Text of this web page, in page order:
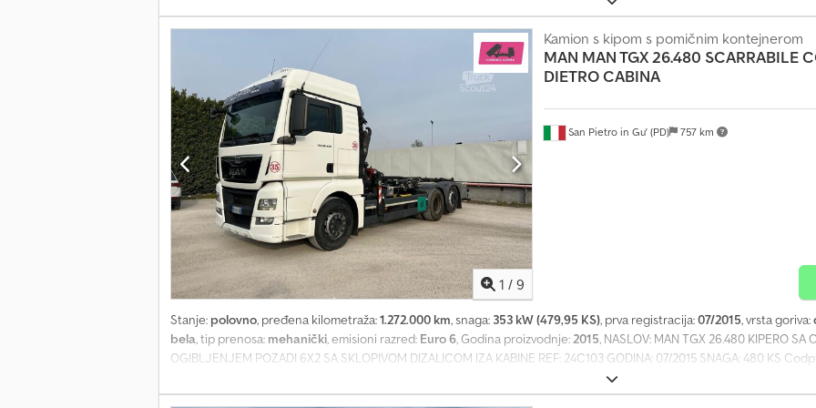
1 / 9
San Pietro in Gu' (PD) 757 km
Kamion s kipom s pomičnim kontejnerom
MAN MAN TGX 26.480 SCARRABILE
DIETRO CABINA
Stanje: polovno, pređena kilometraža:1.272.000 km, snaga: 353 kW (479,95 KS), prva registracija:07/2015, vrsta goriva:
bela, tip prenosa: mehanički, emisioni razred: Euro 6, Godina proizvodnje:2015, NASLOV: MAN TGX 26.480 KIPERO SA
OGIBLJENJEM POZADI 6X2 SA SKLOPIVOM DIZALICOM IZA KABINE REF: 24C103 GODINA: 07/2015 SNAGA: 480 KS
EURO: 6 KILOMETRAŽA: 1.272.000 km MENJAČ: manuelni BLOKADA DIFERENCIJALA: da RETARDER/INTARDER: da
4.500 mm VUČA: da POREKLO: Italija KABINA: niska i sa ležajem NOSIVOST: 12.320 kg - SOLO VOZILO: 26.000 kg max. -